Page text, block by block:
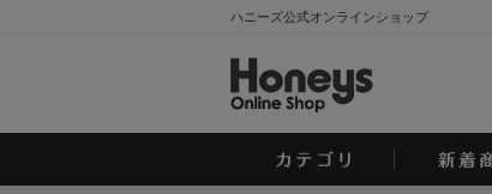
ハニーズ公式オンラインショップ